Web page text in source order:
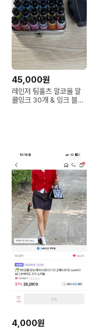
45,000원
레인저 팀홀츠 알코올 알
콜잉크 30개 & 잉크 블로
4,000원